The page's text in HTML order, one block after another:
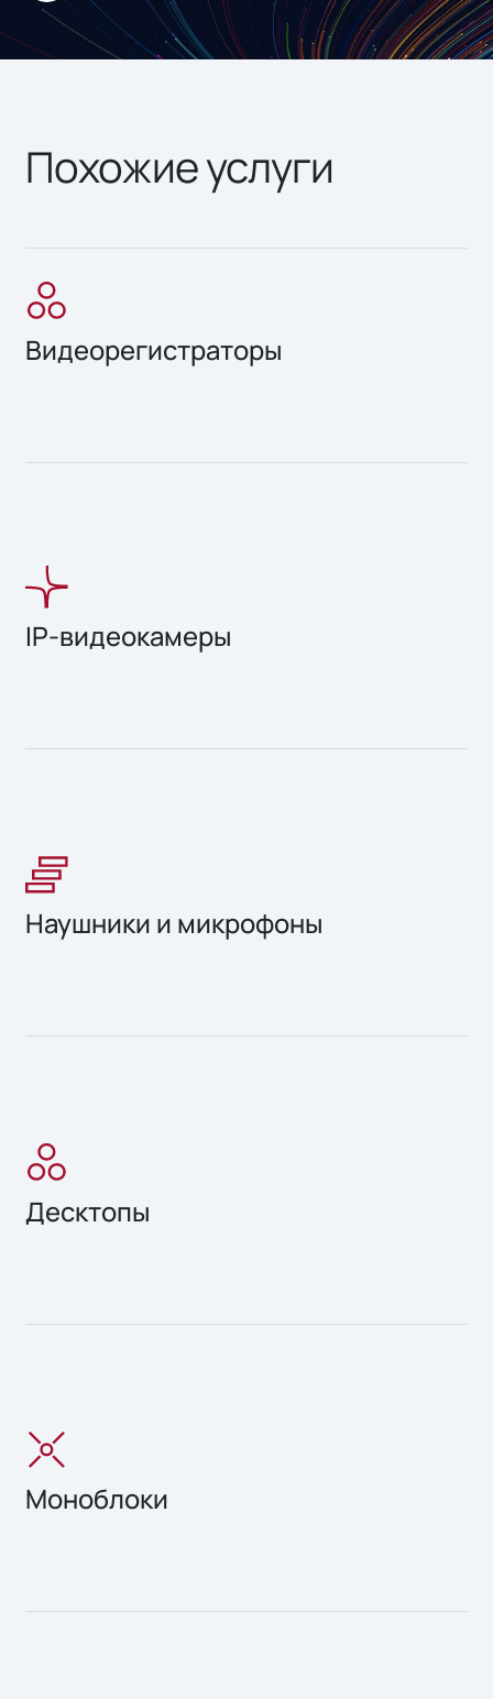
Похожие услуги
Видеорегистраторы
IP-видеокамеры
Наушники и микрофоны
Десктопы
Моноблоки